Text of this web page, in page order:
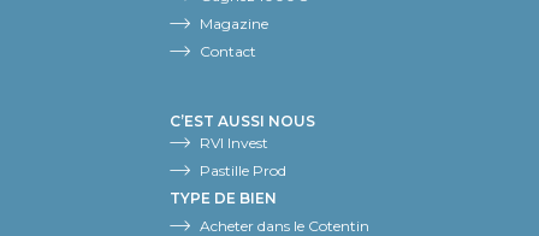
Magazine
Contact
C’EST AUSSI NOUS
RVI Invest
Pastille Prod
TYPE DE BIEN
Acheter dans le Cotentin